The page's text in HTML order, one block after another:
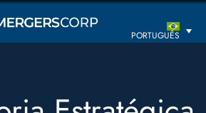
PORTUGUÊS